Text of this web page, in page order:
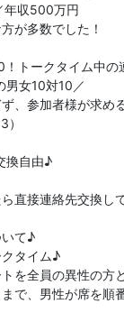
年収500万円
が多数でした！
！トークタイム中の
女10対10／
、参加者様が求め
）
換自由♪
直接連絡先交換し
いて♪
タイム♪
を全員の異性の方
で、男性が席を順